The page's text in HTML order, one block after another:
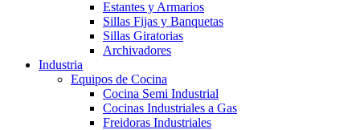
Estantes y Armarios
Sillas Fijas y Banquetas
Sillas Giratorias
Archivadores
Industria
Equipos de Cocina
Cocina Semi Industrial
Cocinas Industriales a Gas
Freidoras Industriales